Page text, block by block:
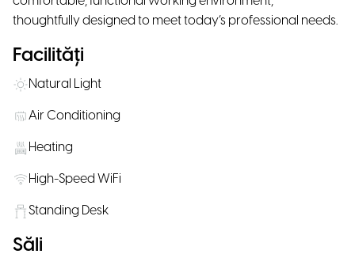
thoughtfully designed to meet today’s professional needs.
Facilități
Natural Light
Air Conditioning
Heating
High-Speed WiFi
Standing Desk
Săli